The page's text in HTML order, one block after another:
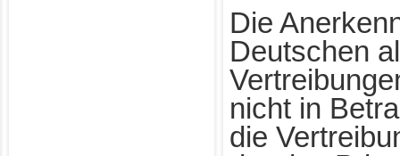
Die
Deutschen
nicht in
die